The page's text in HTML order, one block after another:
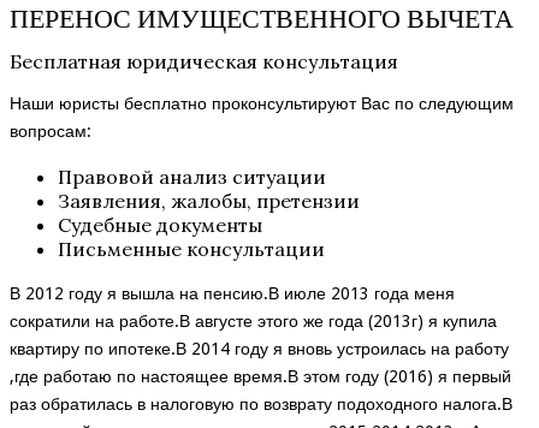
ПЕРЕНОС ИМУЩЕСТВЕННОГО ВЫЧЕТА
Бесплатная юридическая консультация
Наши юристы бесплатно проконсультируют Вас по следующим
вопросам:
Правовой анализ ситуации
Заявления, жалобы, претензии
Судебные документы
Письменные консультации
В 2012 году я вышла на пенсию.В июле 2013 года меня
сократили на работе.В августе этого же года (2013г) я купила
квартиру по ипотеке.В 2014 году я вновь устроилась на работу
,где работаю по настоящее время.В этом году (2016) я первый
раз обратилась в налоговую по возврату подоходного налога.В